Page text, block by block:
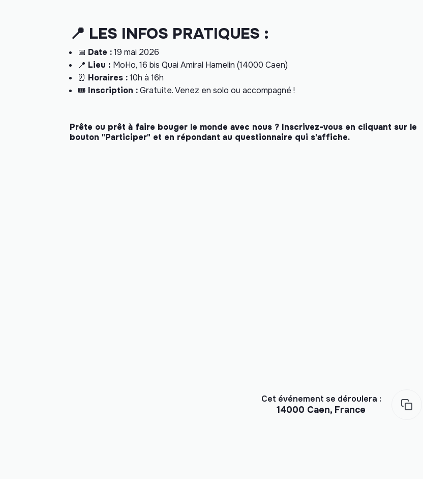
📍 LES INFOS PRATIQUES :
📅 Date :19 mai 2026
📍 Lieu : MoHo, 16 bis Quai Amiral Hamelin (14000 Caen)
⏰ Horaires :10h à 16h
🎟️ Inscription :Gratuite. Venez en solo ou accompagné !
Prête ou prêt à faire bouger le monde avec nous ? Inscrivez-vous en cliquant sur le
bouton "Participer" et en répondant au questionnaire qui s'affiche.
Cet événement se déroulera :
14000 Caen, France